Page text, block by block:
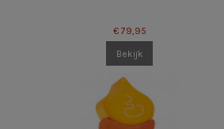
€ 79,95
Bekijk